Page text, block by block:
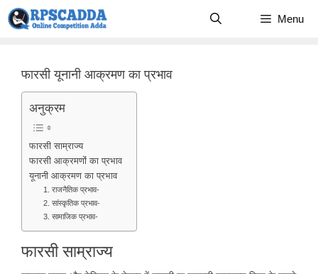
Skip
Menu
फारसी यूनानी आक्रमण का प्रभाव
अनुक्रम
फारसी साम्राज्य
फारसी आक्रमणोंं का प्रभाव
यूनानी आक्रमण का प्रभाव
1. राजनैतिक प्रभाव-
2. सांस्कृतिक प्रभाव-
3. सामाजिक प्रभाव-
फारसी साम्राज्य